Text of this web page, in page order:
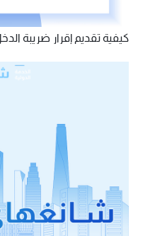
كيفية تقديم إقرار ضريبة